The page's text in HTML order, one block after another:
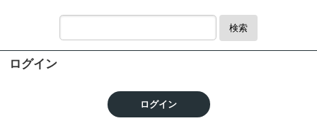
検索
ログイン
ログイン